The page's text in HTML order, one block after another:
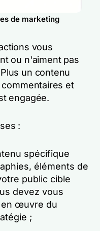
de marketing
vous
ou n'aiment pas
un contenu
et
engagée.
:
spécifique
éléments de
public cible
devez vous
en œuvre du
;